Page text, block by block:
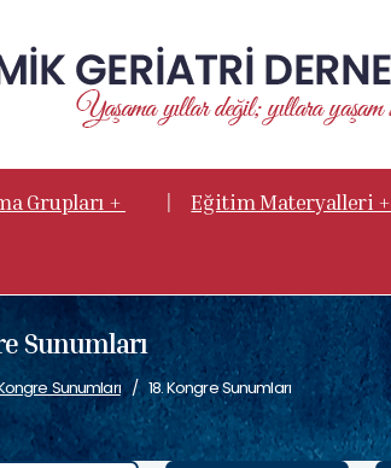
Grupları + | Eğitim Materyalleri +
Sunumları
Sunumları 18. Kongre Sunumları